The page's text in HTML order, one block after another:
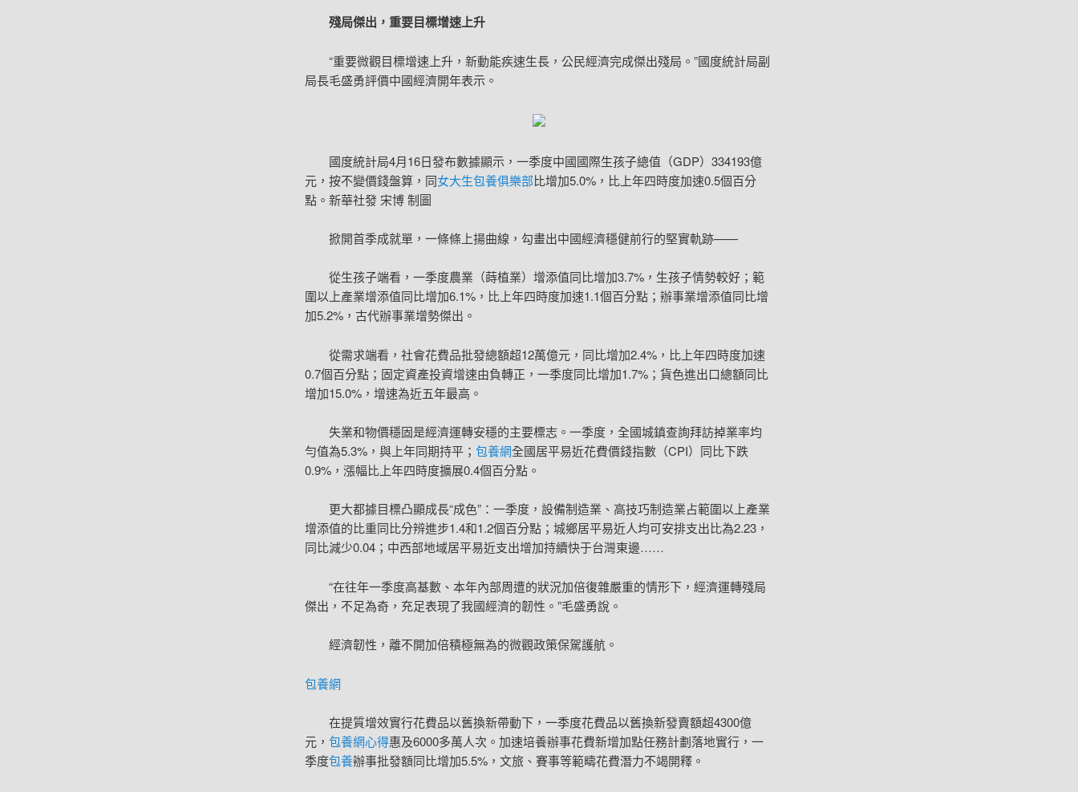
殘局傑出，重要目標增速上升
“重要微觀目標增速上升，新動能疾速生長，公民經濟完成傑出殘局。”國度統計局副
局長毛盛勇評價中國經濟開年表示。
國度統計局4月16日發布數據顯示，一季度中國國際生孩子總值（GDP）334193億
元，按不變價錢盤算，同女大生包養俱樂部比增加5.0%，比上年四時度加速0.5個百分
點。新華社發 宋博 制圖
掀開首季成就單，一條條上揚曲線，勾畫出中國經濟穩健前行的堅實軌跡——
從生孩子端看，一季度農業（蒔植業）增添值同比增加3.7%，生孩子情勢較好；範
圍以上產業增添值同比增加6.1%，比上年四時度加速1.1個百分點；辦事業增添值同比增
加5.2%，古代辦事業增勢傑出。
從需求端看，社會花費品批發總額超12萬億元，同比增加2.4%，比上年四時度加速
0.7個百分點；固定資產投資增速由負轉正，一季度同比增加1.7%；貨色進出口總額同比
增加15.0%，增速為近五年最高。
失業和物價穩固是經濟運轉安穩的主要標志。一季度，全國城鎮查詢拜訪掉業率均
勻值為5.3%，與上年同期持平； 包養網全國居平易近花費價錢指數（CPI）同比下跌
0.9%，漲幅比上年四時度擴展0.4個百分點。
更大都據目標凸顯成長“成色”：一季度，設備制造業、高技巧制造業占範圍以上產業
增添值的比重同比分辨進步1.4和1.2個百分點；城鄉居平易近人均可安排支出比為2.23，
同比減少0.04；中西部地域居平易近支出增加持續快于台灣東邊……
“在往年一季度高基數、本年內部周遭的狀況加倍復雜嚴重的情形下，經濟運轉殘局
傑出，不足為奇，充足表現了我國經濟的韌性。”毛盛勇說。
經濟韌性，離不開加倍積極無為的微觀政策保駕護航。
包養網
在提質增效實行花費品以舊換新帶動下，一季度花費品以舊換新發賣額超4300億
元， 包養網心得惠及6000多萬人次。加速培養辦事花費新增加點任務計劃落地實行，一
季度包養辦事批發額同比增加5.5%，文旅、賽事等範疇花費潛力不竭開釋。